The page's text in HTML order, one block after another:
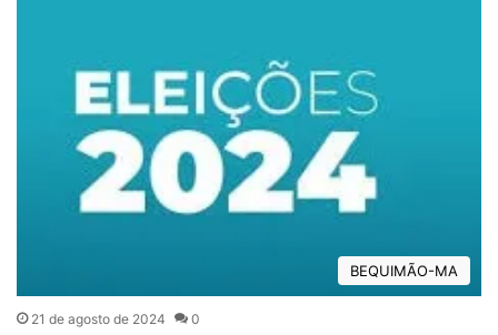
BEQUIMÃO-MA
21 de agosto de 2024 0